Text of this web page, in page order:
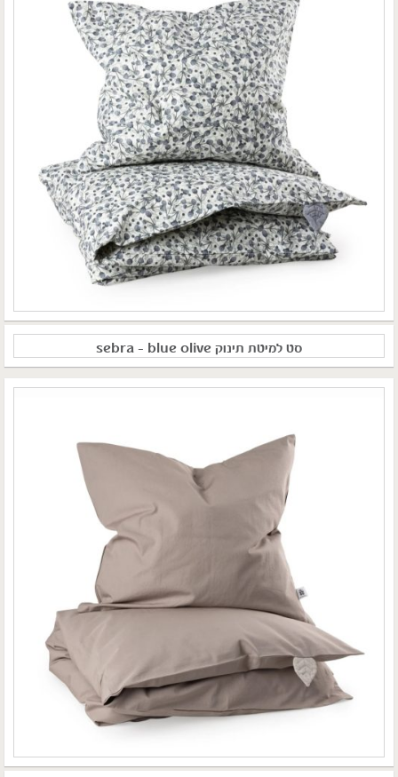
סט למיטת תינוק sebra – blue olive